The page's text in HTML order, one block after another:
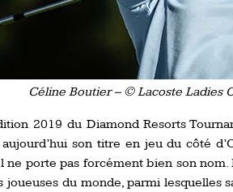
Céline Boutier – © Lacoste Ladies
2019 du Diamond Resorts
son titre en jeu du côté
ne porte pas forcément bien son
joueuses du monde, parmi lesquelles